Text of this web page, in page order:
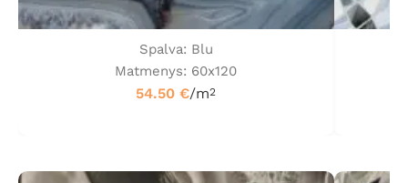
Spalva: Blu
Matmenys: 60x120
54.50€/m2